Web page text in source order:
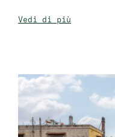
Vedi di più